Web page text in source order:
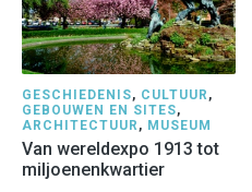
GESCHIEDENIS, CULTUUR ,
GEBOUWEN EN SITES,
ARCHITECTUUR , MUSEUM
Van wereldexpo 1913 tot
miljoenenkwartier